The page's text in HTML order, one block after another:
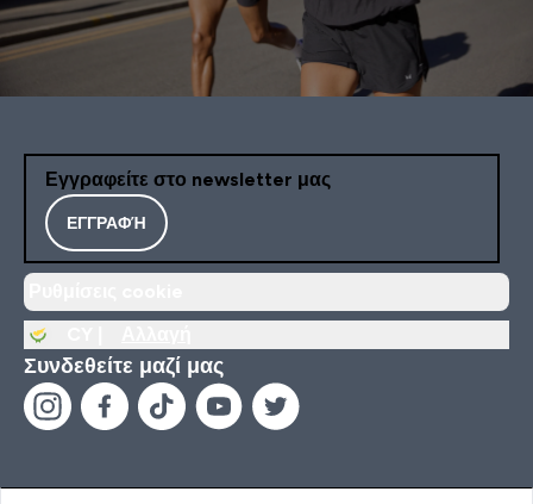
Εγγραφείτε στο newsletter μας
ΕΓΓΡΑΦΉ
Συνδεθείτε μαζί μας